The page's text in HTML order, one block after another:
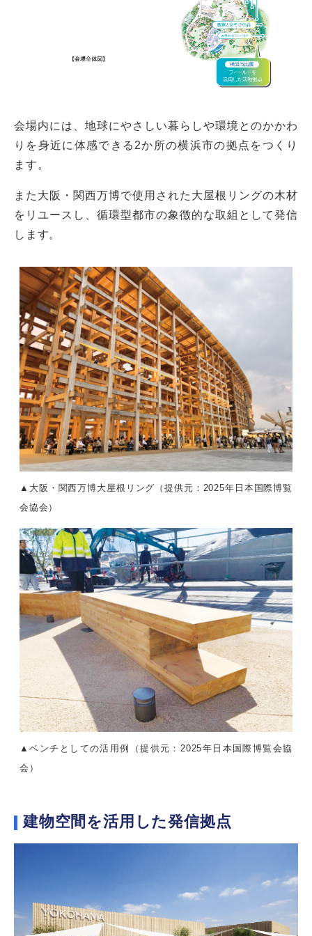
会場内には、地球にやさしい暮らしや環境とのかかわ
りを身近に体感できる2か所の横浜市の拠点をつくり
ます。
また大阪・関西万博で使用された大屋根リングの木材
をリユースし、循環型都市の象徴的な取組として発信
します。
▲大阪・関西万博大屋根リング（提供元：2025年日本国際博覧
会協会）
▲ベンチとしての活用例（提供元：2025年日本国際博覧会協
会）
建物空間を活用した発信拠点